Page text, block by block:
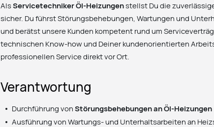
AlsServicetechniker Öl-Heizungenstellst Du die
sicher. Du führst Störungsbehebungen, Wartungen und
und berätst unsere Kunden kompetent rund um
technischen Know-how und Deiner kundenorientierten
professionellen Service direkt vor Ort.
Verantwortung
Durchführung vonStörungsbehebungen an Öl-Heizungen
Ausführung von Wartungs- und Unterhaltsarbeiten an